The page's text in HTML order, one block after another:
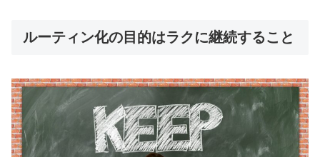
ルーティン化の目的はラクに継続すること